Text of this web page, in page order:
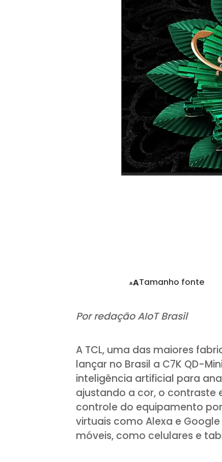
AATamanho fonte
Por redação AIoT Brasil
A TCL, uma das maiores
lançar no Brasil a C7K QD-
inteligência artificial para
ajustando a cor, o contraste
controle do equipamento
virtuais como Alexa e
móveis, como celulares e